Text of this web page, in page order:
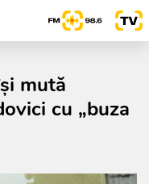
mută
cu „buza